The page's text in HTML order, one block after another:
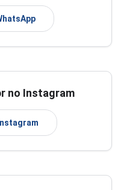
no Instagram